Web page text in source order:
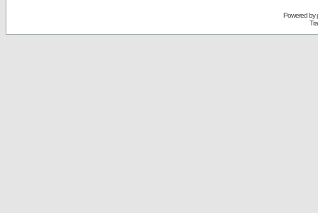
Powered by